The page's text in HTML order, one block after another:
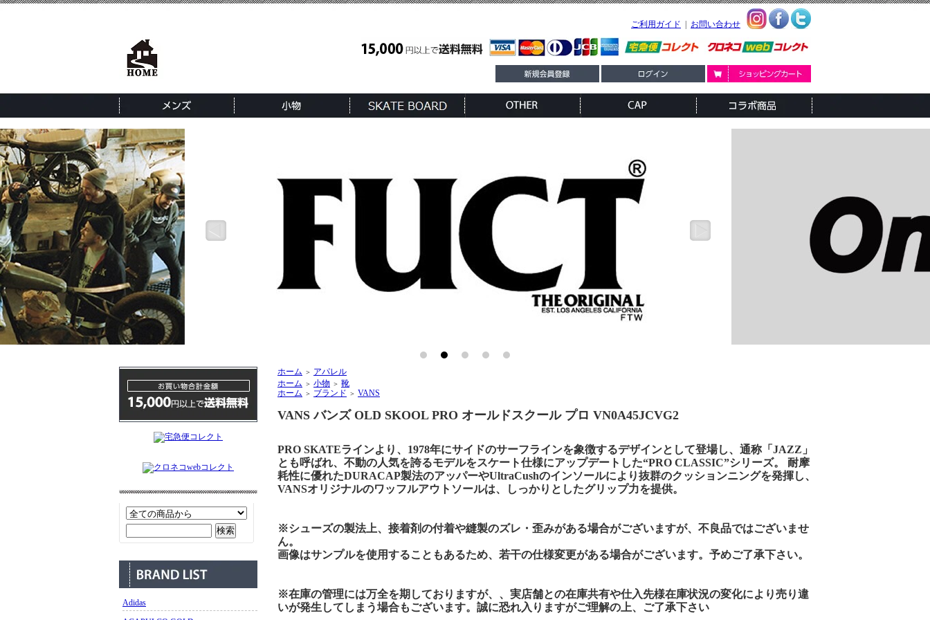
ご利用ガイド お問い合わせ
Adidas
ホーム ＞ アパレル
ホーム ＞ 小物 ＞ 靴
ホーム ＞ ブランド ＞ VANS
VANS バンズ OLD SKOOL PRO オールドスクール プロ VN0A45JCVG2
PRO SKATEラインより、1978年にサイドのサーフラインを象徴するデザインとして登場し、通称「JAZZ」
とも呼ばれ、不動の人気を誇るモデルをスケート仕様にアップデートした“PRO CLASSIC”シリーズ。 耐摩
耗性に優れたDURACAP製法のアッパーやUltraCushのインソールにより抜群のクッションニングを発揮し、
VANSオリジナルのワッフルアウトソールは、しっかりとしたグリップ力を提供。
※シューズの製法上、接着剤の付着や縫製のズレ・歪みがある場合がございますが、不良品ではございませ
ん。
画像はサンプルを使用することもあるため、若干の仕様変更がある場合がございます。予めご了承下さい。
※在庫の管理には万全を期しておりますが、、実店舗との在庫共有や仕入先様在庫状況の変化により売り違
いが発生してしまう場合もございます。誠に恐れ入りますがご理解の上、ご了承下さい